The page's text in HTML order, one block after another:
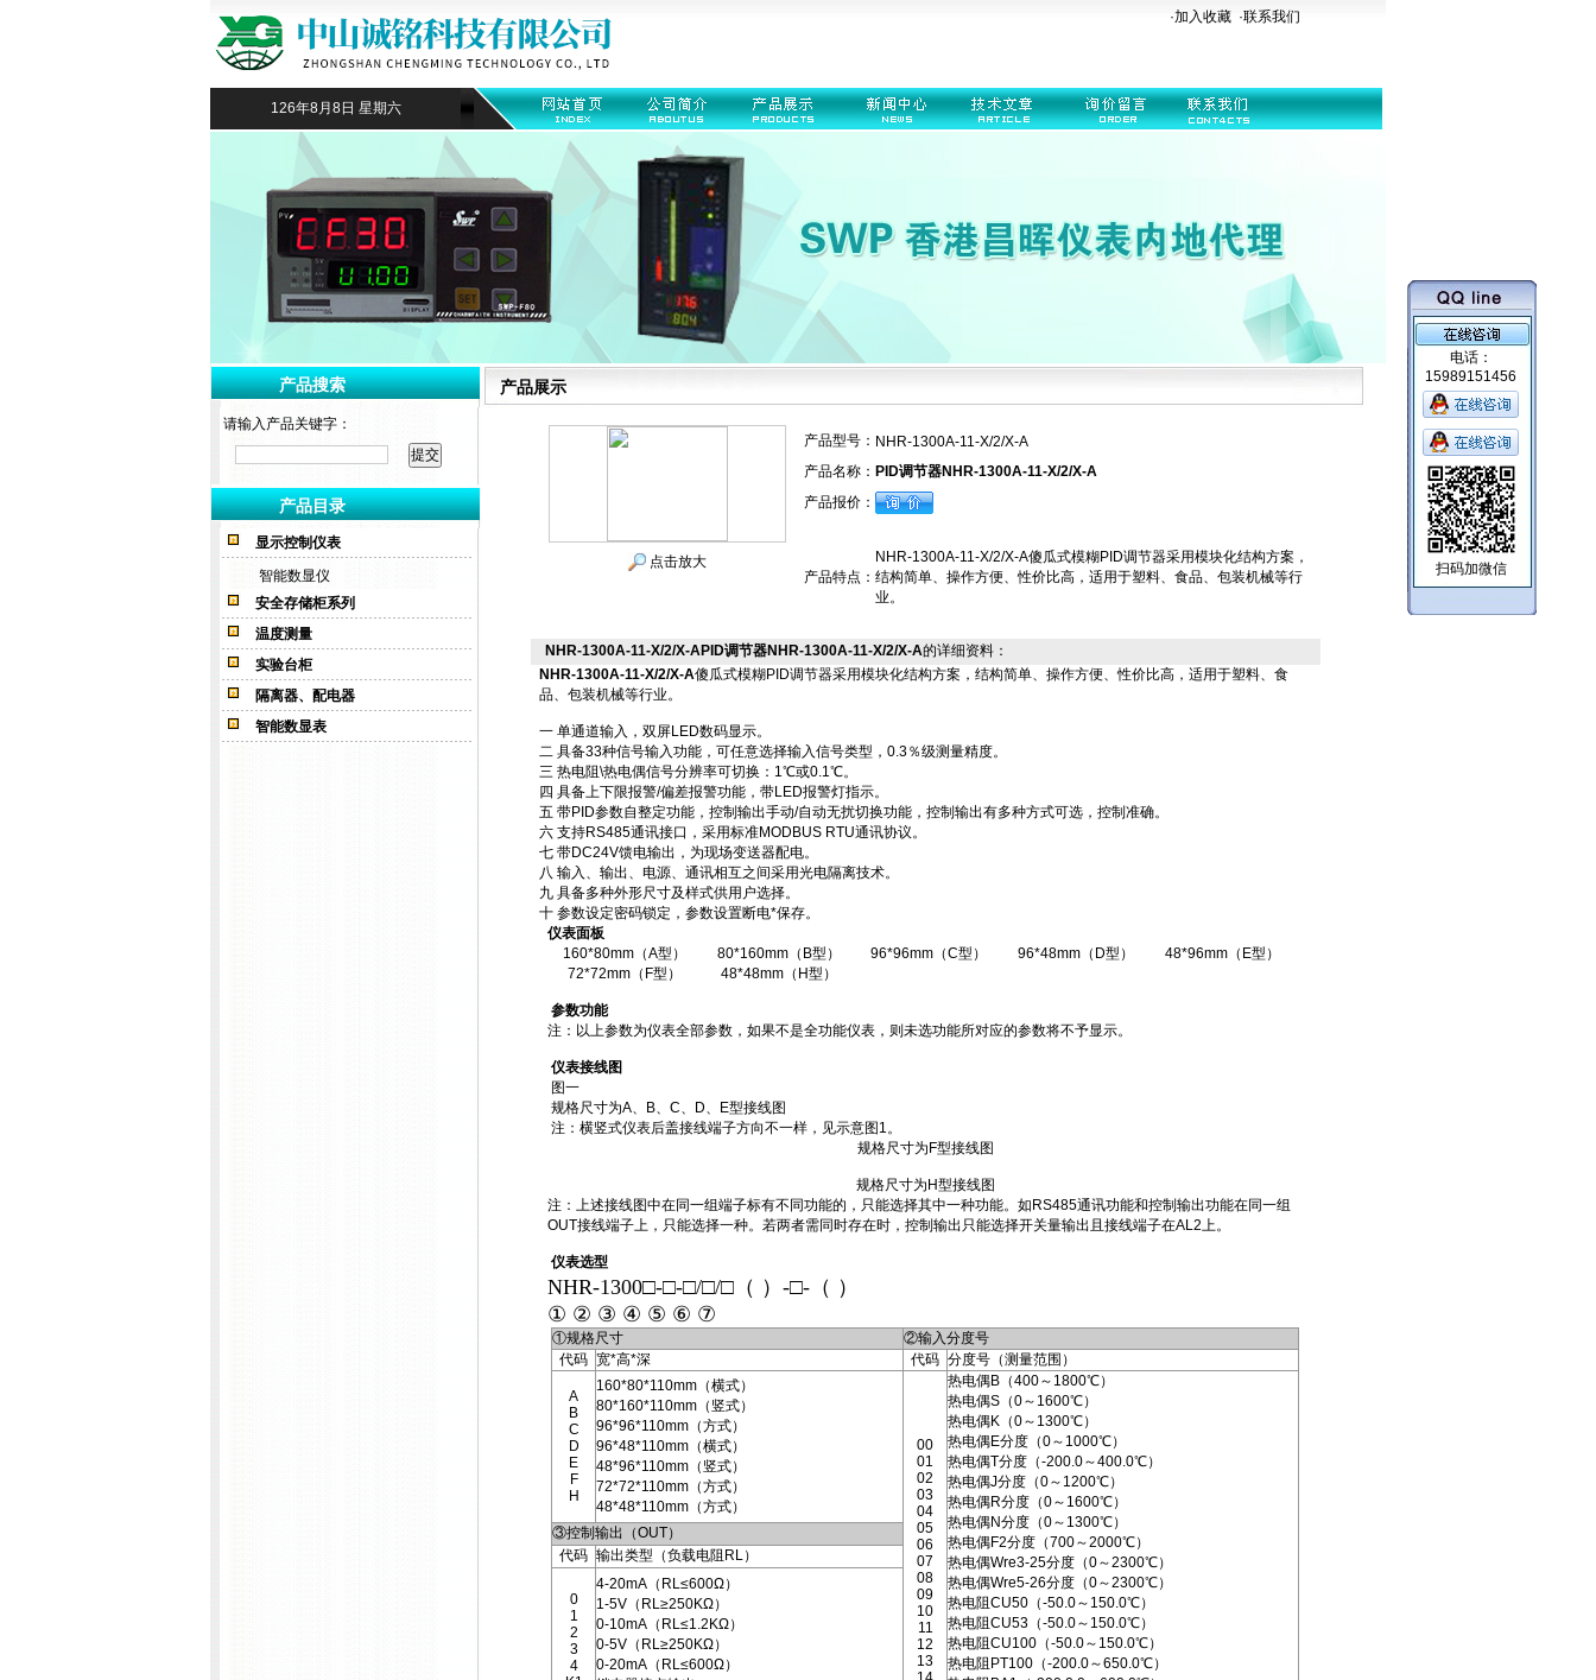
·加入收藏 ·联系我们
126年8月8日 星期六
产品搜索
请输入产品关键字：
产品目录
显示控制仪表
智能数显仪
安全存储柜系列
温度测量
实验台柜
隔离器、配电器
智能数显表
产品展示
点击放大
产品型号： NHR-1300A-11-X/2/X-A
产品名称： PID调节器NHR-1300A-11-X/2/X-A
产品报价：
产品特点：
NHR-1300A-11-X/2/X-A傻瓜式模糊PID调节器采用模块化结构方案，
结构简单、操作方便、性价比高，适用于塑料、食品、包装机械等行
业。
NHR-1300A-11-X/2/X-APID调节器NHR-1300A-11-X/2/X-A的详细资料：
NHR-1300A-11-X/2/X-A傻瓜式模糊PID调节器采用模块化结构方案，结构简单、操作方便、性价比高，适用于塑料、食
品、包装机械等行业。
一 单通道输入，双屏LED数码显示。
二 具备33种信号输入功能，可任意选择输入信号类型，0.3％级测量精度。
三 热电阻\热电偶信号分辨率可切换：1℃或0.1℃。
四 具备上下限报警/偏差报警功能，带LED报警灯指示。
五 带PID参数自整定功能，控制输出手动/自动无扰切换功能，控制输出有多种方式可选，控制准确。
六 支持RS485通讯接口，采用标准MODBUS RTU通讯协议。
七 带DC24V馈电输出，为现场变送器配电。
八 输入、输出、电源、通讯相互之间采用光电隔离技术。
九 具备多种外形尺寸及样式供用户选择。
十 参数设定密码锁定，参数设置断电*保存。
仪表面板
160*80mm（A型）
80*160mm（B型） 96*96mm（C型） 96*48mm（D型）
48*96mm（E型）
72*72mm（F型）
48*48mm（H型）
参数功能
注：以上参数为仪表全部参数，如果不是全功能仪表，则未选功能所对应的参数将不予显示。
仪表接线图
图一
规格尺寸为A、B、C、D、E型接线图
注：横竖式仪表后盖接线端子方向不一样，见示意图1。
规格尺寸为F型接线图
规格尺寸为H型接线图
注：上述接线图中在同一组端子标有不同功能的，只能选择其中一种功能。如RS485通讯功能和控制输出功能在同一组
OUT接线端子上，只能选择一种。若两者需同时存在时，控制输出只能选择开关量输出且接线端子在AL2上。
仪表选型
NHR-1300□-□-□/□/□（ ）-□-（ ）
① ② ③ ④ ⑤ ⑥ ⑦
①规格尺寸
②输入分度号
代码 宽*高*深 代码 分度号（测量范围）
A
B
C
D
E
F
H
160*80*110mm（横式）
80*160*110mm（竖式）
96*96*110mm（方式）
96*48*110mm（横式）
48*96*110mm（竖式）
72*72*110mm（方式）
48*48*110mm（方式）
00
01
02
03
04
05
06
07
08
09
10
11
12
13
热电偶B（400～1800℃）
热电偶S（0～1600℃）
热电偶K（0～1300℃）
热电偶E分度（0～1000℃）
热电偶T分度（-200.0～400.0℃）
热电偶J分度（0～1200℃）
热电偶R分度（0～1600℃）
热电偶N分度（0～1300℃）
热电偶F2分度（700～2000℃）
热电偶Wre3-25分度（0～2300℃）
热电偶Wre5-26分度（0～2300℃）
热电阻CU50（-50.0～150.0℃）
热电阻CU53（-50.0～150.0℃）
热电阻CU100（-50.0～150.0℃）
热电阻PT100（-200.0～650.0℃）
③控制输出（OUT）
代码 输出类型（负载电阻RL）
0
1
2
3
4
4-20mA（RL≤600Ω）
1-5V（RL≥250KΩ）
0-10mA（RL≤1.2KΩ）
0-5V（RL≥250KΩ）
0-20mA（RL≤600Ω）
电话：
15989151456
扫码加微信